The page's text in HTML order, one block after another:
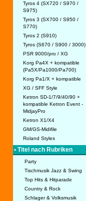
Tyros 4 (SX720 / S970 /
S975)
Tyros 3 (SX700 / S950 /
S770)
Tyros 2 (S910)
Tyros (S670 / S900 / 3000)
PSR 9000/pro / XG
Korg Pa4X + kompatible
(Pa5X/Pa1000/Pa700)
Korg Pa1/X + kompatible
XG / SFF Style
Ketron SD-1/7/9/40/90 +
kompatible Ketron Event -
MidjayPro
Ketron X1/X4
GM/GS-Midifile
Roland Styles
• Titel nach Rubriken
Party
Tischmusik Jazz & Swing
Top Hits & Hitparade
Country & Rock
Schlager & Volksmusik